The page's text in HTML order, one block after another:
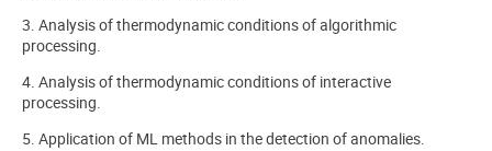
3. Analysis of thermodynamic conditions of algorithmic
processing.
4. Analysis of thermodynamic conditions of interactive
processing.
5. Application of ML methods in the detection of anomalies.